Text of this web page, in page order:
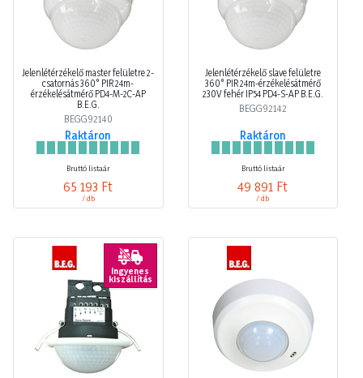
Jelenlétérzékelő master felületre 2-
csatornás 360° PIR 24m-
érzékelésátmérő PD4-M-2C-AP
B.E.G.
BEGG92140
Raktáron
Bruttó listaár
65 193 Ft
/ db
Jelenlétérzékelő slave felületre
360° PIR 24m-érzékelésátmérő
230V fehér IP54 PD4-S-AP B.E.G.
BEGG92142
Raktáron
Bruttó listaár
49 891 Ft
/ db
Ingyenes
kiszállítás